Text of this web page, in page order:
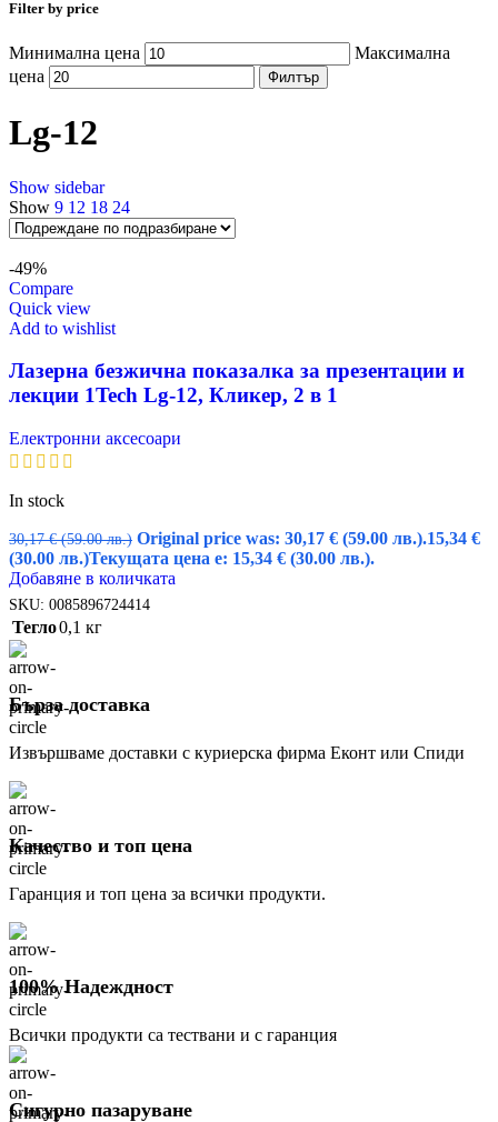
Filter by price
Минимална цена
Максимална
цена
Филтър
Lg-12
Show sidebar
Show 9 12 18 24
-49%
Compare
Quick view
Add to wishlist
Лазерна безжична показалка за презентации и
лекции 1Tech Lg-12, Кликер, 2 в 1
Електронни аксесоари
In stock
30,17€ (59.00 лв.) Original price was: 30,17 € (59.00 лв.).15,34 €
(30.00 лв.)Текущата цена е: 15,34 € (30.00 лв.).
Добавяне в количката
SKU: 0085896724414
Тегло0,1 кг
Бърза доставка
Извършваме доставки с куриерска фирма Еконт или Спиди
Качество и топ цена
Гаранция и топ цена за всички продукти.
100% Надеждност
Всички продукти са тествани и с гаранция
Сигурно пазаруване